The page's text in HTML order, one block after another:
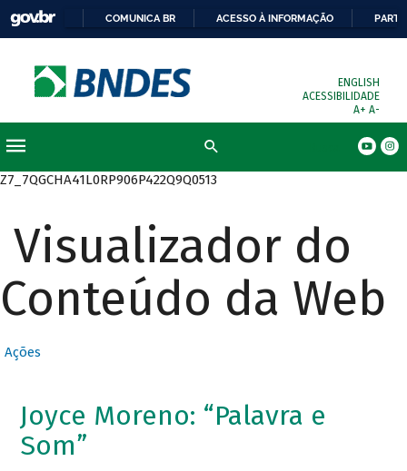
COMUNICA BR ACESSO À INFORMAÇÃO
ENGLISH
ACESSIBILIDADE
A+ A-
Z7_7QGCHA41L0RP906P422Q9Q0513
Visualizador do
Conteúdo da Web
Ações
Joyce Moreno: “Palavra e
Som”